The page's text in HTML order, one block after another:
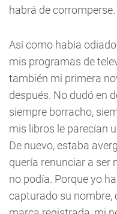
habrá de corromperse.
Así como había
mis programas de
también mi primera
después. No dudó en
siempre borracho,
mis libros le parecían
De nuevo, estaba
quería renunciar a ser
no podía. Porque yo
capturado su nombre,